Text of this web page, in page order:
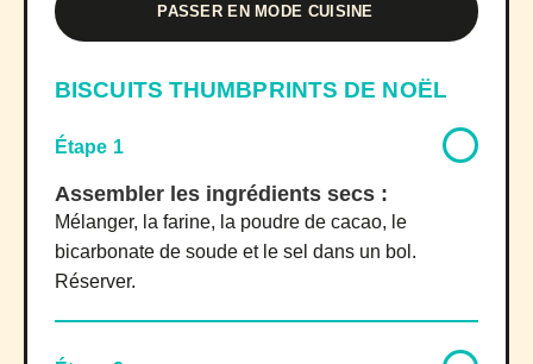
PASSER EN MODE CUISINE
BISCUITS THUMBPRINTS DE NOËL
Étape 1
Assembler les ingrédients secs :
Mélanger, la farine, la poudre de cacao, le
bicarbonate de soude et le sel dans un bol.
Réserver.